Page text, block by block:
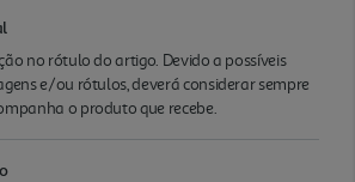
no rótulo do artigo. Devido a possíveis
e/ou rótulos, deverá considerar sempre
o produto que recebe.